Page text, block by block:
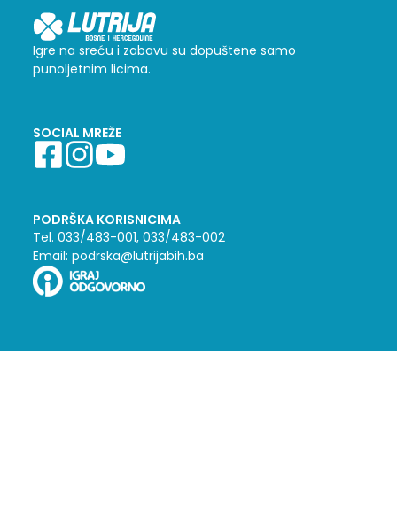
Igre na sreću i zabavu su dopuštene samo
punoljetnim licima.
SOCIAL MREŽE
PODRŠKA KORISNICIMA
Tel. 033/483-001, 033/483-002
Email: podrska@lutrijabih.ba